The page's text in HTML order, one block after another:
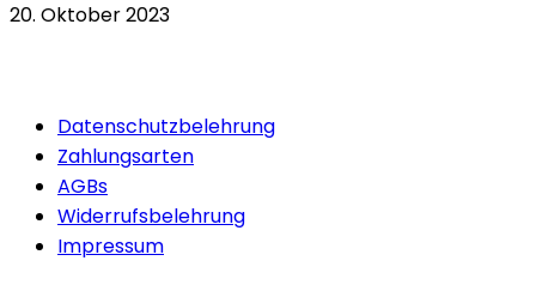
20. Oktober 2023
Datenschutzbelehrung
Zahlungsarten
AGBs
Widerrufsbelehrung
Impressum